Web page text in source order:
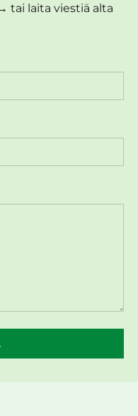
tai laita viestiä alta